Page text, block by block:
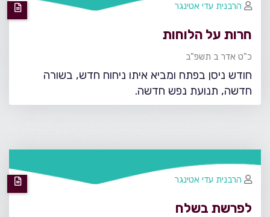
חרות על הלוחות
כ"ט אדר ב תשפ"ב
חודש ניסן בפתח ומביא איתו ניחוח חדש, בשורה
חדשה, תנועת נפש חדשה.
הרבנית עדי אטינגר
לפרשת בשלח
הרבנית עדי אטינגר